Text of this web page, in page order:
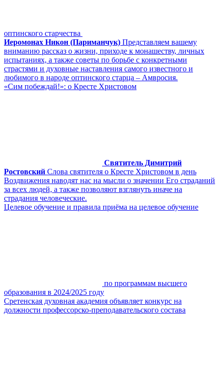
оптинского старчества
Иеромонах Никон (Париманчук) Представляем вашему
вниманию рассказ о жизни, приходе к монашеству, личных
испытаниях, а также советы по борьбе с конкретными
страстями и духовные наставления самого известного и
любимого в народе оптинского старца – Амвросия.
«Сим побеждай!»: о Кресте Христовом
Святитель Димитрий
Ростовский Слова святителя о Кресте Христовом в день
Воздвижения наводят нас на мысли о значении Его страданий
за всех людей, а также позволяют взглянуть иначе на
страдания человеческие.
Целевое обучение и правила приёма на целевое обучение
по программам высшего
образования в 2024/2025 году
Сретенская духовная академия объявляет конкурс на
должности профессорско-преподавательского состава